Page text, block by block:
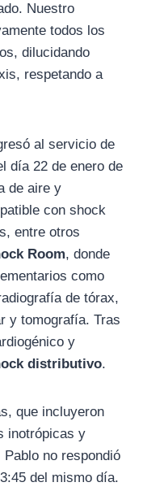
Nuestro
todos los
dilucidando
respetando a
al servicio de
día 22 de enero de
de aire y
con shock
entre otros
Room, donde
como
de tórax,
y tomografía. Tras
y
distributivo.
que incluyeron
inotrópicas y
no respondió
del mismo día.